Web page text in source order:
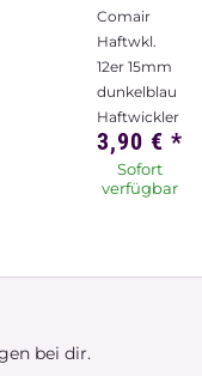
Comair
Haftwkl.
12er 15mm
dunkelblau
Haftwickler
3,90 € *
Sofort
verfügbar
bei dir.